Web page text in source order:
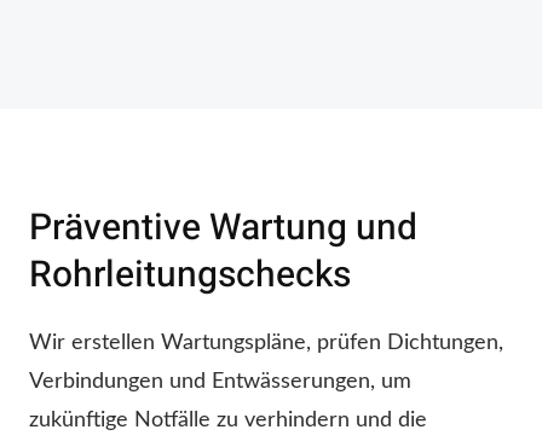
Präventive Wartung und
Rohrleitungschecks
Wir erstellen Wartungspläne, prüfen Dichtungen,
Verbindungen und Entwässerungen, um
zukünftige Notfälle zu verhindern und die